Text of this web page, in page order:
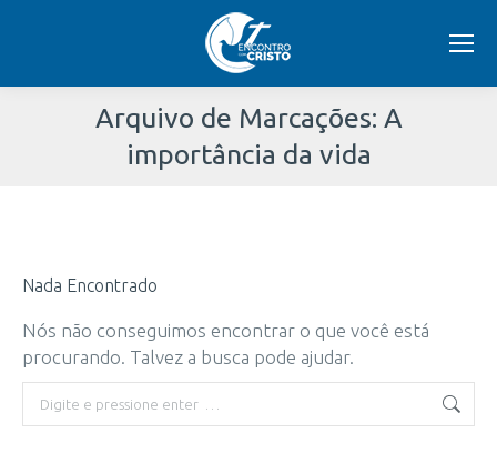
Arquivo de Marcações: A
importância da vida
Nada Encontrado
Nós não conseguimos encontrar o que você está
procurando. Talvez a busca pode ajudar.
Buscar